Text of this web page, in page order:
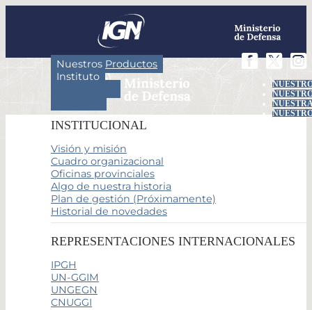
Nuestros Productos
Instituto
INSTITUCIONAL
Visión y misión
Cuadro organizacional
Oficinas provinciales
Algo de nuestra historia
Plan de gestión (Próximamente)
Historial de novedades
REPRESENTACIONES INTERNACIONALES
IPGH
UN-GGIM
UNGEGN
CNUGGI